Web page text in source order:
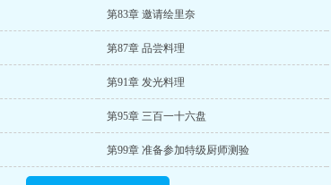
第83章 邀请绘里奈
第87章 品尝料理
第91章 发光料理
第95章 三百一十六盘
第99章 准备参加特级厨师测验